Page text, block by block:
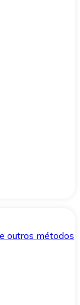
outros métodos